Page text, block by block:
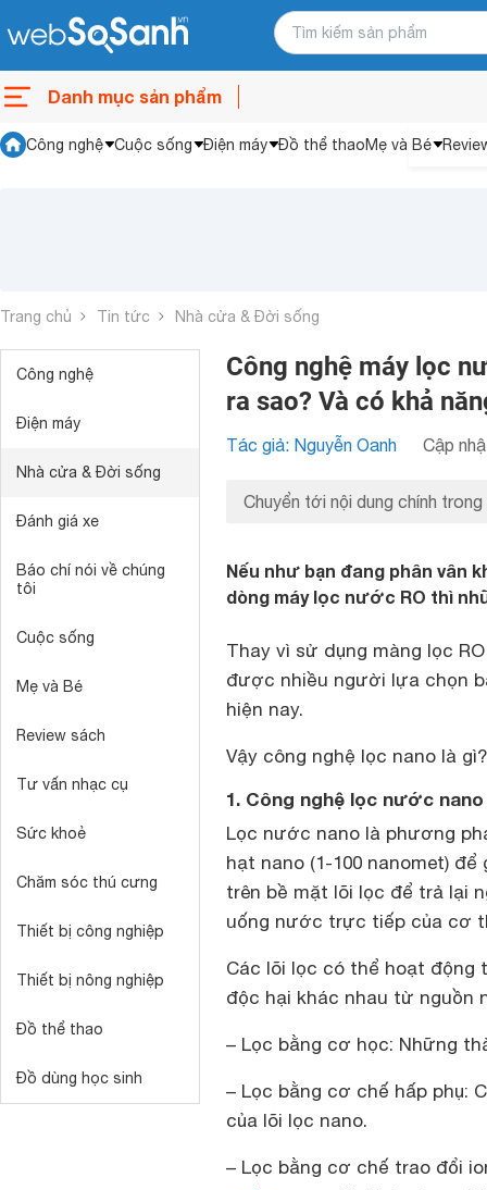
Danh mục sản phẩm
Công nghệ Cuộc sống Điện máy Đồ thể thaoMẹ và Bé
Trang chủ Tin tức Nhà cửa & Đời sống
Công nghệ
Điện máy
Nhà cửa & Đời sống
Đánh giá xe
Báo chí nói về chúng
tôi
Cuộc sống
Mẹ và Bé
Review sách
Tư vấn nhạc cụ
Sức khoẻ
Chăm sóc thú cưng
Thiết bị công nghiệp
Thiết bị nông nghiệp
Đồ thể thao
Đồ dùng học sinh
Công nghệ máy lọc
ra sao? Và có khả
Tác giả: Nguyễn Oanh Cập
Chuyển tới nội dung chính trong
Nếu như bạn đang phân vân
dòng máy lọc nước RO thì
Thay vì sử dụng màng lọc
được nhiều người lựa chọn
hiện nay.
Vậy công nghệ lọc nano là
1. Công nghệ lọc nước
Lọc nước nano là phương
hạt nano (1-100 nanomet)
trên bề mặt lõi lọc để trả lại
uống nước trực tiếp của cơ
Các lõi lọc có thể hoạt động
độc hại khác nhau từ nguồn
– Lọc bằng cơ học: Những
– Lọc bằng cơ chế hấp phụ:
của lõi lọc nano.
– Lọc bằng cơ chế trao đổi